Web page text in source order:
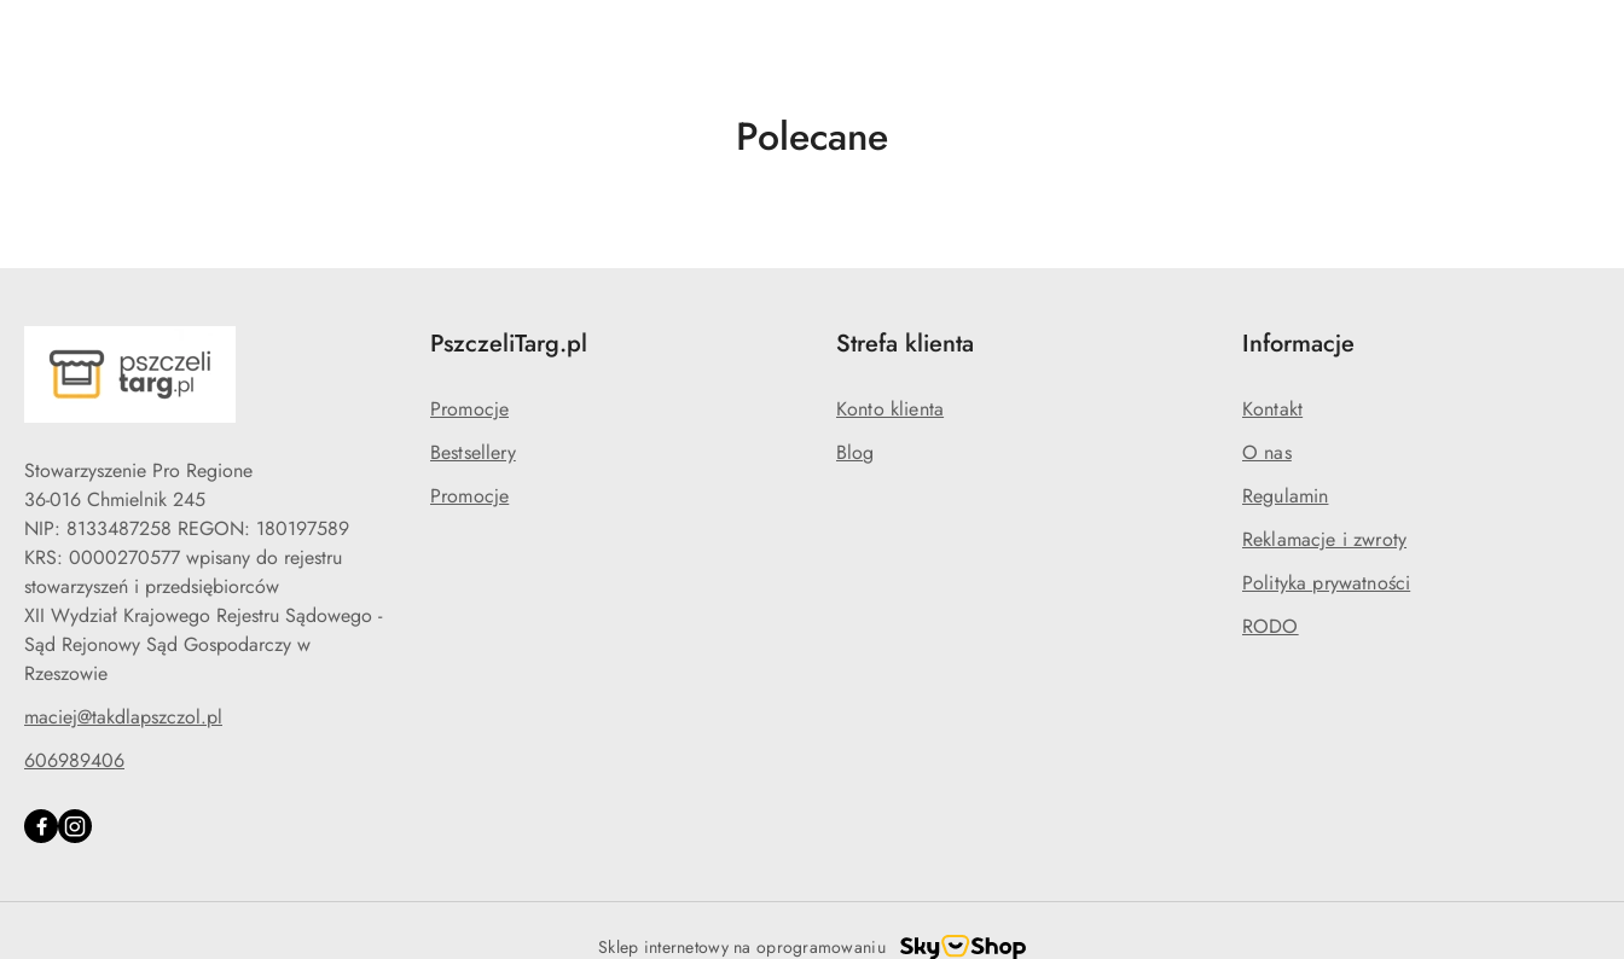
Produkty
Polecane
Stowarzyszenie Pro Regione
36-016 Chmielnik 245
NIP: 8133487258 REGON: 180197589
KRS: 0000270577 wpisany do rejestru
stowarzyszeń i przedsiębiorców
XII Wydział Krajowego Rejestru Sądowego -
Sąd Rejonowy Sąd Gospodarczy w
Rzeszowie
maciej@takdlapszczol.pl
606989406
PszczeliTarg.pl
Promocje
Bestsellery
Promocje
Strefa klienta
Konto klienta
Blog
Informacje
Kontakt
O nas
Regulamin
Reklamacje i zwroty
Polityka prywatności
RODO
Sklep internetowy na oprogramowaniu